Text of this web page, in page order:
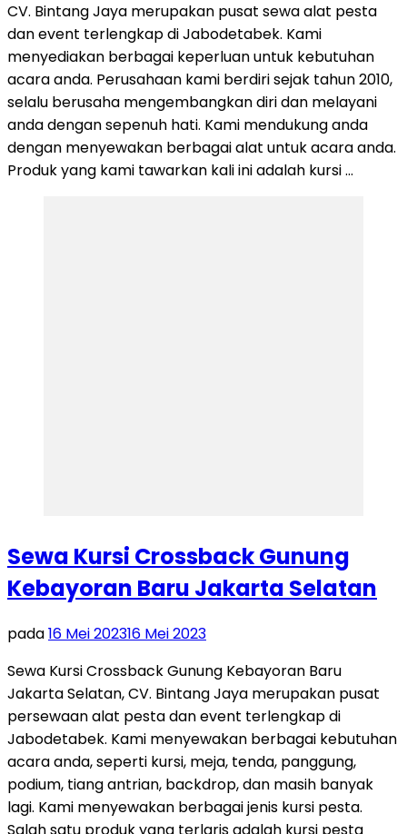
CV. Bintang Jaya merupakan pusat sewa alat pesta
dan event terlengkap di Jabodetabek. Kami
menyediakan berbagai keperluan untuk kebutuhan
acara anda. Perusahaan kami berdiri sejak tahun 2010,
selalu berusaha mengembangkan diri dan melayani
anda dengan sepenuh hati. Kami mendukung anda
dengan menyewakan berbagai alat untuk acara anda.
Produk yang kami tawarkan kali ini adalah kursi …
Sewa Kursi Crossback Gunung
Kebayoran Baru Jakarta Selatan
pada16 Mei 202316 Mei 2023
Sewa Kursi Crossback Gunung Kebayoran Baru
Jakarta Selatan, CV. Bintang Jaya merupakan pusat
persewaan alat pesta dan event terlengkap di
Jabodetabek. Kami menyewakan berbagai kebutuhan
acara anda, seperti kursi, meja, tenda, panggung,
podium, tiang antrian, backdrop, dan masih banyak
lagi. Kami menyewakan berbagai jenis kursi pesta.